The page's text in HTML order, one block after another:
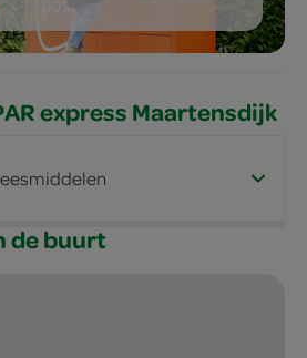
express Maartensdijk
de buurt